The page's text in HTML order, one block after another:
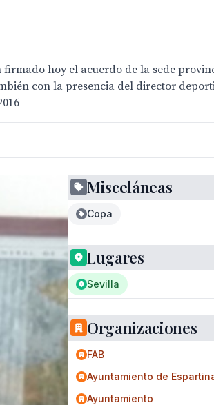
firmado hoy el acuerdo de la sede
con la presencia del director
Misceláneas
Copa
Lugares
Sevilla
Organizaciones
FAB
Ayuntamiento de
Ayuntamiento